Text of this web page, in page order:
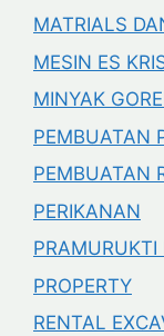
MATRIALS
MESIN ES
MINYAK
PEMBUATAN
PEMBUATAN
PERIKANAN
PRAMURUKTI
PROPERTY
RENTAL